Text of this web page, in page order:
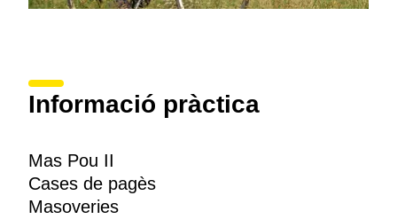
Informació pràctica
Mas Pou II
Cases de pagès
Masoveries